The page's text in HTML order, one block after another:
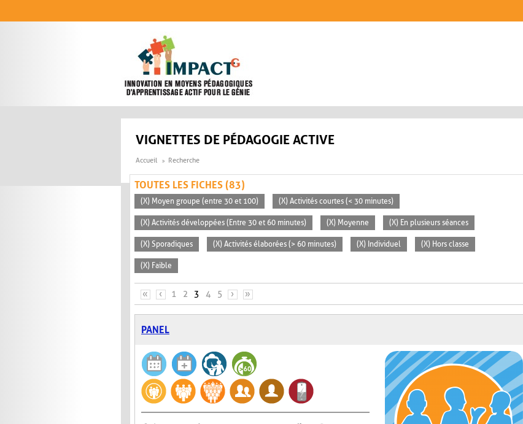
VIGNETTES DE PÉDAGOGIE ACTIVE
Accueil Recherche
TOUTES LES FICHES (83)
(X) Moyen groupe (entre 30 et 100) (X) Activités courtes (< 30 minutes)
(X) Activités développées (Entre 30 et 60 minutes) (X) Moyenne (X) En plusieurs séances
(X) Sporadiques (X) Activités élaborées (> 60 minutes) (X) Individuel (X) Hors classe
(X) Faible
PAGES
« ‹ 1 2 3 4 5 › »
PANEL